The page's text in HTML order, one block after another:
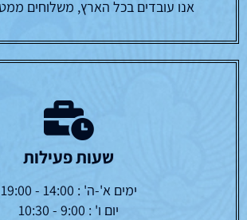
אנו עובדים בכל הארץ, משלוחים
שעות פעילות
ימים א'-ה' : 14:00 - 19:00
יום ו' : 9:00 - 10:30